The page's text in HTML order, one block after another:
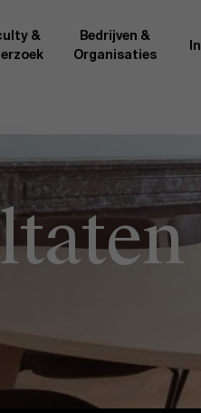
&
AMS of gedeeld met de
de AMS faculty
groep academici uit
lesgevers met
opdracht aan de school.
ervaring geven zij
deelnemers een
Bedrijven &
Organisaties